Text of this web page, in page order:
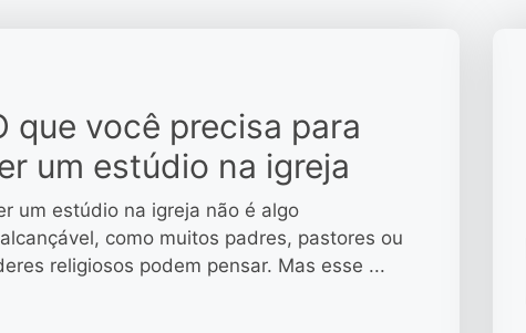
que você precisa para
um estúdio na igreja
um estúdio na igreja não é algo
como muitos padres, pastores ou
religiosos podem pensar. Mas esse ...